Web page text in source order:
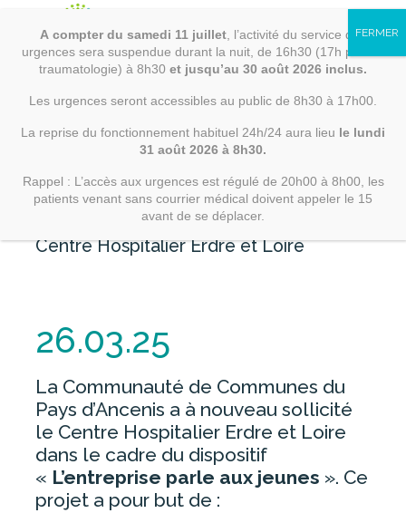
content
02 40 09 44 00
contact@ch-RECHERCHER
ÉTABLISSEMENT
PRÉSENTATION
DÉMARCHE QUALITÉ ET
CERTIFICATIONS
ACTUALITÉS
RECRUTEMENT
INFORMATIONS LÉGALES
NOUS CONTACTER
OFFRE DE SOINS
Accueil
Établissement
Actualités
Un
nouveau speed dating au CHEL -
Centre Hospitalier Erdre et Loire
26.03.25
La Communauté de Communes du
Pays d’Ancenis a à nouveau sollicité
le Centre Hospitalier Erdre et Loire
dans le cadre du dispositif
« L’entreprise parle aux jeunes ». Ce
projet a pour but de :
A compter du samedi 11 juillet , l’activité du service des
urgences sera suspendue durant la nuit, de 16h30 (17h pour la
traumatologie) à 8h30 et jusqu’au 30 août 2026 inclus.
Les urgences seront accessibles au public de 8h30 à 17h00.
La reprise du fonctionnement habituel 24h/24 aura lieu le lundi
31 août 2026 à 8h30.
Rappel : L’accès aux urgences est régulé de 20h00 à 8h00, les
patients venant sans courrier médical doivent appeler le 15
avant de se déplacer.